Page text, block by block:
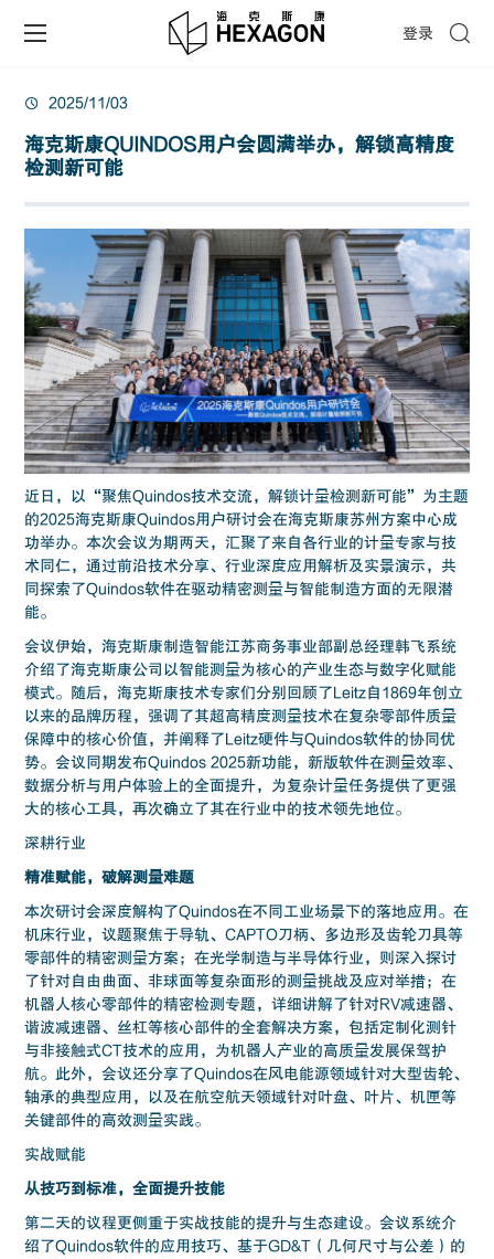
登录
2025/11/03
海克斯康QUINDOS用户会圆满举办，解锁高精度
检测新可能
近日，以“聚焦Quindos技术交流，解锁计量检测新可能”为主题
的2025海克斯康Quindos用户研讨会在海克斯康苏州方案中心成
功举办。本次会议为期两天，汇聚了来自各行业的计量专家与技
术同仁，通过前沿技术分享、行业深度应用解析及实景演示，共
同探索了Quindos软件在驱动精密测量与智能制造方面的无限潜
能。
会议伊始，海克斯康制造智能江苏商务事业部副总经理韩飞系统
介绍了海克斯康公司以智能测量为核心的产业生态与数字化赋能
模式。随后，海克斯康技术专家们分别回顾了Leitz自1869年创立
以来的品牌历程，强调了其超高精度测量技术在复杂零部件质量
保障中的核心价值，并阐释了Leitz硬件与Quindos软件的协同优
势。会议同期发布Quindos 2025新功能，新版软件在测量效率、
数据分析与用户体验上的全面提升，为复杂计量任务提供了更强
大的核心工具，再次确立了其在行业中的技术领先地位。
深耕行业
精准赋能，破解测量难题
本次研讨会深度解构了Quindos在不同工业场景下的落地应用。在
机床行业，议题聚焦于导轨、CAPTO刀柄、多边形及齿轮刀具等
零部件的精密测量方案；在光学制造与半导体行业，则深入探讨
了针对自由曲面、非球面等复杂面形的测量挑战及应对举措；在
机器人核心零部件的精密检测专题，详细讲解了针对RV减速器、
谐波减速器、丝杠等核心部件的全套解决方案，包括定制化测针
与非接触式CT技术的应用，为机器人产业的高质量发展保驾护
航。此外，会议还分享了Quindos在风电能源领域针对大型齿轮、
轴承的典型应用，以及在航空航天领域针对叶盘、叶片、机匣等
关键部件的高效测量实践。
实战赋能
从技巧到标准，全面提升技能
第二天的议程更侧重于实战技能的提升与生态建设。会议系统介
绍了Quindos软件的应用技巧、基于GD&T（几何尺寸与公差）的